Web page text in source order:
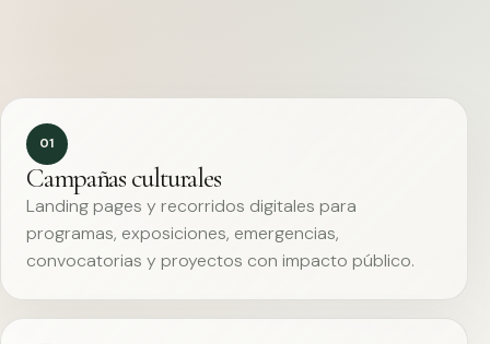
01
Campañas culturales
Landing pages y recorridos digitales para
programas, exposiciones, emergencias,
convocatorias y proyectos con impacto público.